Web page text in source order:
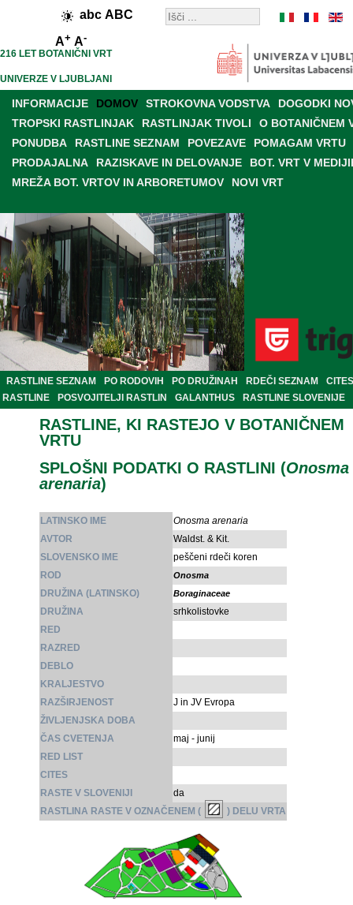
abc ABC
A+ A-
216 LET BOTANIČNI VRT
UNIVERZE V LJUBLJANI
INFORMACIJE DOMOV STROKOVNA VODSTVA
DOGODKI
TROPSKI RASTLINJAK
RASTLINJAK TIVOLI
O BOTANIČNEM
PONUDBA
RASTLINE SEZNAM POVEZAVE
POMAGAM VRTU
PRODAJALNA
RAZISKAVE IN DELOVANJE
BOT. VRT V
MREŽA BOT. VRTOV IN ARBORETUMOV
NOVI VRT
RASTLINE SEZNAM PO RODOVIH PO DRUŽINAH RDEČI SEZNAM
CITES
RASTLINE
POSVOJITELJI RASTLIN GALANTHUS RASTLINE SLOVENIJE
RASTLINE, KI RASTEJO V BOTANIČNEM
VRTU
SPLOŠNI PODATKI O RASTLINI (Onosma
arenaria)
LATINSKO IME
Onosma arenaria
AVTOR
Waldst. & Kit.
SLOVENSKO IME
peščeni rdeči koren
ROD
Onosma
DRUŽINA (LATINSKO) Boraginaceae
DRUŽINA
srhkolistovke
RED
RAZRED
DEBLO
KRALJESTVO
RAZŠIRJENOST
J in JV Evropa
ŽIVLJENJSKA DOBA
ČAS CVETENJA
maj - junij
RED LIST
CITES
RASTE V SLOVENIJI
da
RASTLINA RASTE V OZNAČENEM (
) DELU VRTA